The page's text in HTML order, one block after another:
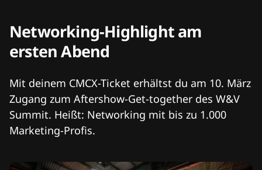
Networking-Highlight am
ersten Abend
Mit deinem CMCX-Ticket erhältst du am 10. März
Zugang zum Aftershow-Get-together des W&V
Summit. Heißt: Networking mit bis zu 1.000
Marketing-Profis.